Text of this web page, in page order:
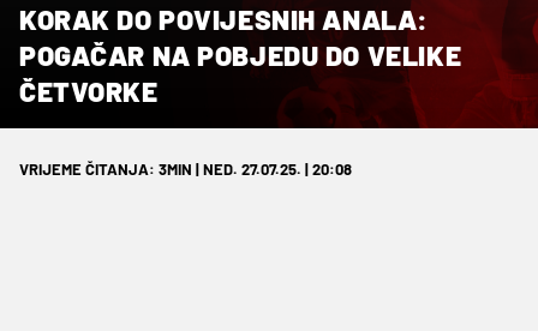
KORAK DO POVIJESNIH ANALA:
POGAČAR NA POBJEDU DO VELIKE
ČETVORKE
VRIJEME ČITANJA: 3MIN | NED. 27.07.25. | 20:08